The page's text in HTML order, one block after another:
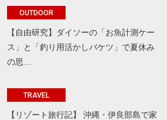
OUTDOOR
【自由研究】ダイソーの「お魚計測ケー
ス」と「釣り用活かしバケツ」で夏休み
の思…
TRAVEL
【リゾート旅行記】 沖縄・伊良部島で家